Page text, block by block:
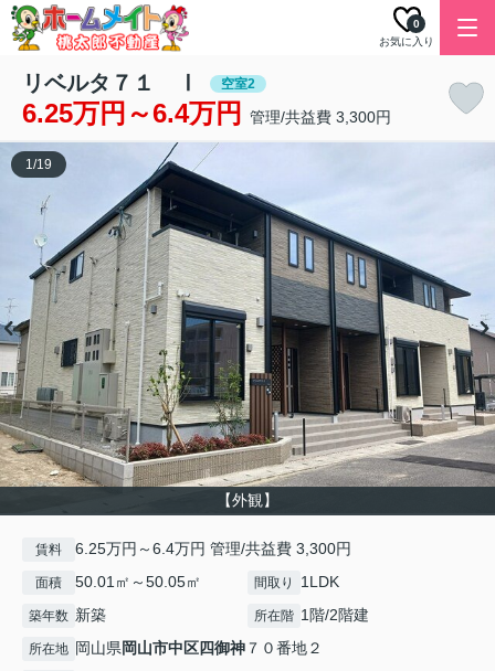
お気に入り
0
リベルタ７１ Ⅰ 空室2
6.25万円～6.4万円 管理/共益費 3,300円
【外観】
1/19
賃料 6.25万円～6.4万円 管理/共益費 3,300円
面積 50.01㎡～50.05㎡ 間取り 1LDK
築年数 新築 所在階 1階/2階建
所在地 岡山県岡山市中区四御神 ７０番地２